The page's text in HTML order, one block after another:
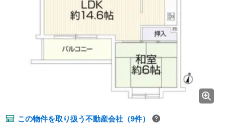
この物件を取り扱う不動産会社（9件）